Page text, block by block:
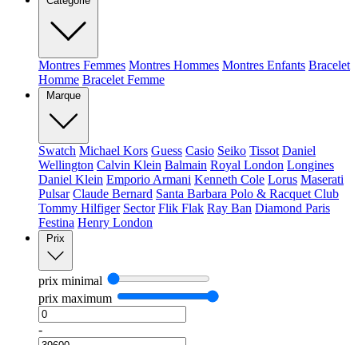
Montres Femmes Montres Hommes Montres Enfants Bracelet
Homme Bracelet Femme
Marque
Swatch Michael Kors Guess Casio Seiko Tissot Daniel
Wellington Calvin Klein Balmain Royal London Longines
Daniel Klein Emporio Armani Kenneth Cole Lorus Maserati
Pulsar Claude Bernard Santa Barbara Polo & Racquet Club
Tommy Hilfiger Sector Flik Flak Ray Ban Diamond Paris
Festina Henry London
Prix
prix minimal
prix maximum
-